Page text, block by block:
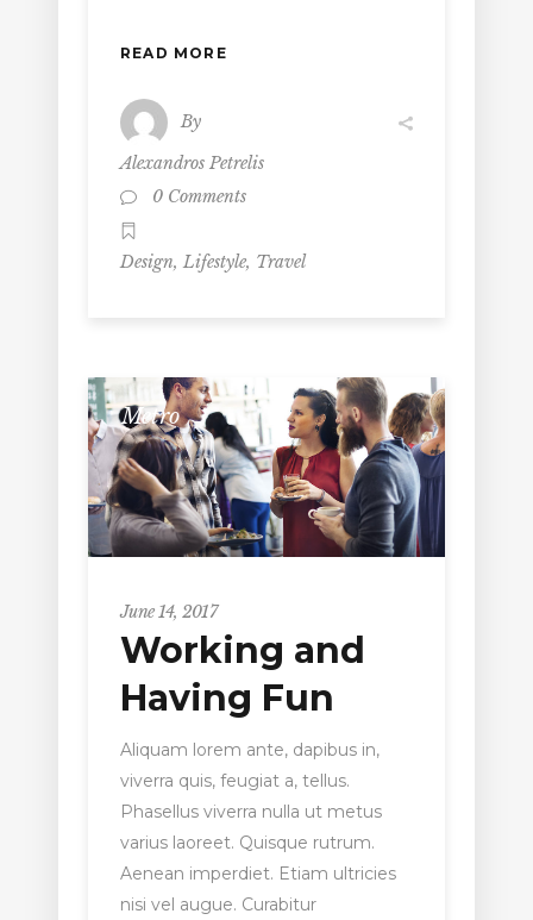
READ MORE
By
Alexandros Petrelis
0 Comments
Design, Lifestyle, Travel
Metro
June 14, 2017
Working and
Having Fun
Aliquam lorem ante, dapibus in,
viverra quis, feugiat a, tellus.
Phasellus viverra nulla ut metus
varius laoreet. Quisque rutrum.
Aenean imperdiet. Etiam ultricies
nisi vel augue. Curabitur